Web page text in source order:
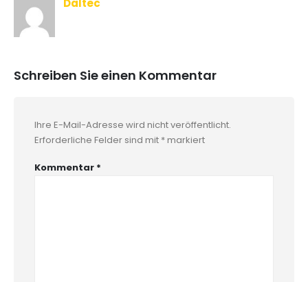
Daltec
Schreiben Sie einen Kommentar
Ihre E-Mail-Adresse wird nicht veröffentlicht.
Erforderliche Felder sind mit *markiert
Kommentar *